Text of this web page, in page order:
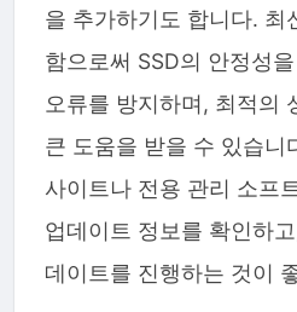
을 추가하기도 합니다. 최
함으로써 SSD의 안정성
오류를 방지하며, 최적의
큰 도움을 받을 수 있습니
사이트나 전용 관리 소프
업데이트 정보를 확인하
데이트를 진행하는 것이